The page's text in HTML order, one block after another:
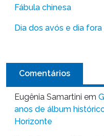
Fábula chinesa
Dia dos avós e dia
Comentários
Eugênia Samartini em
anos de álbum
Horizonte